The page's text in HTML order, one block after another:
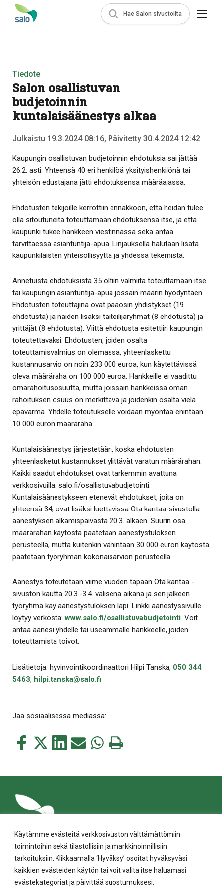
Käytämme evästeitä verkkosivuston välttämättömiin
toimintoihin sekä tilastollisiin ja markkinoinnillisiin
tarkoituksiin. Klikkaamalla ‘Hyväksy’ osoitat hyväksyväsi
kaikkien evästeiden käytön tai voit valita itse haluamasi
evästekategoriat ja päivittää suostumuksesi.
Hae Salon sivustoilta
Tiedote
Salon osallistuvan
budjetoinnin
kuntalaisäänestys alkaa
Julkaistu 19.3.2024 08:16, Päivitetty 30.4.2024 12:42
Kaupungin osallistuvan budjetoinnin ehdotuksia sai jättää
26.2. asti. Yhteensä 40 eri henkilöä yksityishenkilönä tai
yhteisön edustajana jätti ehdotuksensa määräajassa.
Ehdotusten tekijöille kerrottiin ennakkoon, että heidän tulee
olla sitoutuneita toteuttamaan ehdotuksensa itse, ja että
kaupunki tukee hankkeen viestinnässä sekä antaa
tarvittaessa asiantuntija-apua. Linjauksella halutaan lisätä
kaupunkilaisten yhteisöllisyyttä ja yhdessä tekemistä.
Annetuista ehdotuksista 35 oltiin valmiita toteuttamaan itse
tai kaupungin asiantuntija-apua jossain määrin hyödyntäen.
Ehdotusten toteuttajina ovat pääosin yhdistykset (19
ehdotusta) ja näiden lisäksi taiteilijaryhmät (8 ehdotusta) ja
yrittäjät (8 ehdotusta). Viittä ehdotusta esitettiin kaupungin
toteutettavaksi. Ehdotusten, joiden osalta
toteuttamisvalmius on olemassa, yhteenlaskettu
kustannusarvio on noin 233 000 euroa, kun käytettävissä
oleva määräraha on 100 000 euroa. Hankkeille ei vaadittu
omarahoitusosuutta, mutta joissain hankkeissa oman
rahoituksen osuus on merkittävä ja joidenkin osalta vielä
epävarma. Yhdelle toteutukselle voidaan myöntää enintään
10 000 euron määräraha.
Kuntalaisäänestys järjestetään, koska ehdotusten
yhteenlasketut kustannukset ylittävät varatun määrärahan.
Kaikki saadut ehdotukset ovat tarkemmin avattuna
verkkosivuilla: salo.fi/osallistuvabudjetointi.
Kuntalaisäänestykseen etenevät ehdotukset, joita on
yhteensä 34, ovat lisäksi luettavissa Ota kantaa-sivustolla
äänestyksen alkamispäivästä 20.3. alkaen. Suurin osa
määrärahan käytöstä päätetään äänestystuloksen
perusteella, mutta kuitenkin vähintään 30 000 euron käytöstä
päätetään työryhmän kokonaisarvion perusteella.
Äänestys toteutetaan viime vuoden tapaan Ota kantaa -
sivuston kautta 20.3.-3.4. välisenä aikana ja sen jälkeen
työryhmä käy äänestystuloksen läpi. Linkki äänestyssivulle
löytyy verkosta:www.salo.fi/osallistuvabudjetointi. Voit
antaa äänesi yhdelle tai useammalle hankkeelle, joiden
toteuttamista toivot.
Lisätietoja: hyvinvointikoordinaattori Hilpi Tanska, 050 344
5463, hilpi.tanska@salo.fi
Jaa sosiaalisessa mediassa:
Jaa
Jaa
Jaa Jaa Jaa Tulosta